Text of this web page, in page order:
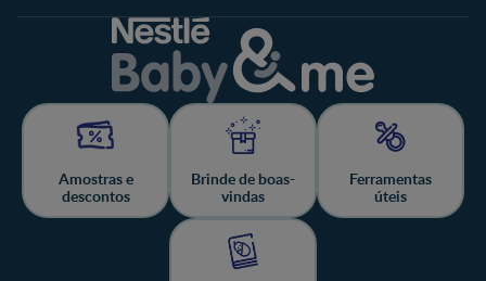
Amostras e
descontos
Brinde de boas-
vindas
Ferramentas
úteis